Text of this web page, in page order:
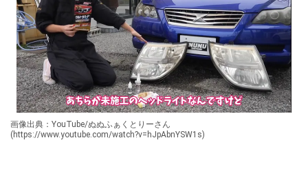
画像出典：YouTube/ぬぬふぁくとりーさん
(https://www.youtube.com/watch?v=hJpAbnYSW1s)